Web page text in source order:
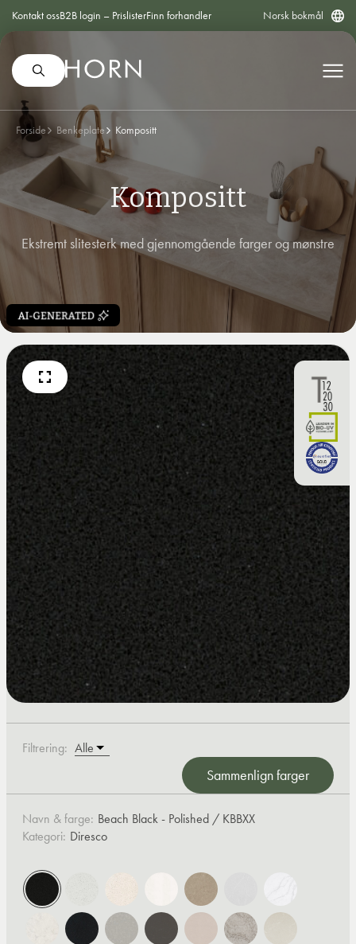
Kontakt ossB2B login – PrislisterFinn forhandler Norsk bokmål
Forside Benkeplate Kompositt
Kompositt
Ekstremt slitesterk med gjennomgående farger og mønstre
Filtrering:
Navn & farge: Beach Black - Polished / KBBXX
Kategori: Diresco
Sammenlign farger